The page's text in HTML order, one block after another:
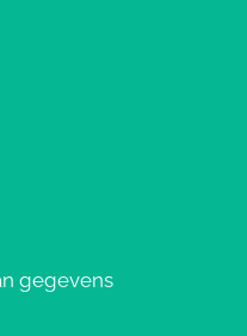
gegevens